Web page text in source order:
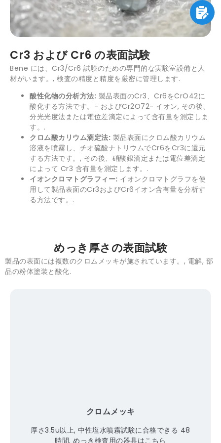
Cr3 および Cr6 の表面試験
Bene には、Cr3/Cr6 試験のための専門的な実験室設備と人
材がいます。, 検査の精度と精度を厳密に管理します.
酸性化物の分析方法: 製品表面のCr3、Cr6をCrO42に
酸化する方法です。- およびCr2O72- イオン, その後、
分光光度法または電位差滴定によって含有量を測定しま
す。.
クロム酸カリウム滴定法: 製品表面にクロム酸カリウム
溶液を噴霧し、チオ硫酸ナトリウムでCr6をCr3に還元
する方法です。, その後、硝酸銀滴定または電位差滴定
によって Cr3 含有量を測定します。.
イオンクロマトグラフィー: イオンクロマトグラフを使
用して製品表面のCr3およびCr6イオン含有量を分析す
る方法です。.
めっき厚さの表面試験
製品の表面には複数のクロムメッキが施されています。, 電解, 部
品の粉体塗装と酸化.
クロムメッキ
厚さ3.5u以上, 中性塩水噴霧試験に合格できる 48
時間. めっき検査用の器具はこちら